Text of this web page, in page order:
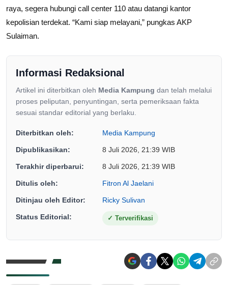
raya, segera hubungi call center 110 atau datangi kantor
kepolisian terdekat. “Kami siap melayani,” pungkas AKP
Sulaiman.
Informasi Redaksional
Artikel ini diterbitkan oleh Media Kampung dan telah melalui
proses peliputan, penyuntingan, serta pemeriksaan fakta
sesuai standar editorial yang berlaku.
Diterbitkan oleh: Media Kampung
Dipublikasikan: 8 Juli 2026, 21:39 WIB
Terakhir diperbarui: 8 Juli 2026, 21:39 WIB
Ditulis oleh: Fitron Al Jaelani
Ditinjau oleh Editor: Ricky Sulivan
Status Editorial: ✓ Terverifikasi